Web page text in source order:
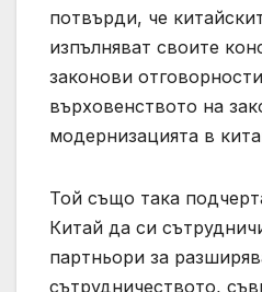
потвърди, че
изпълняват своите
законови
върховенството на
модернизацията в
Той също така
Китай да си
партньори за
сътрудничеството,